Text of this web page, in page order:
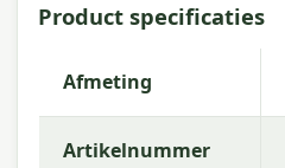
Artikelnummer:
EAN:8713229077143
Product specificaties
Afmeting
Artikelnummer